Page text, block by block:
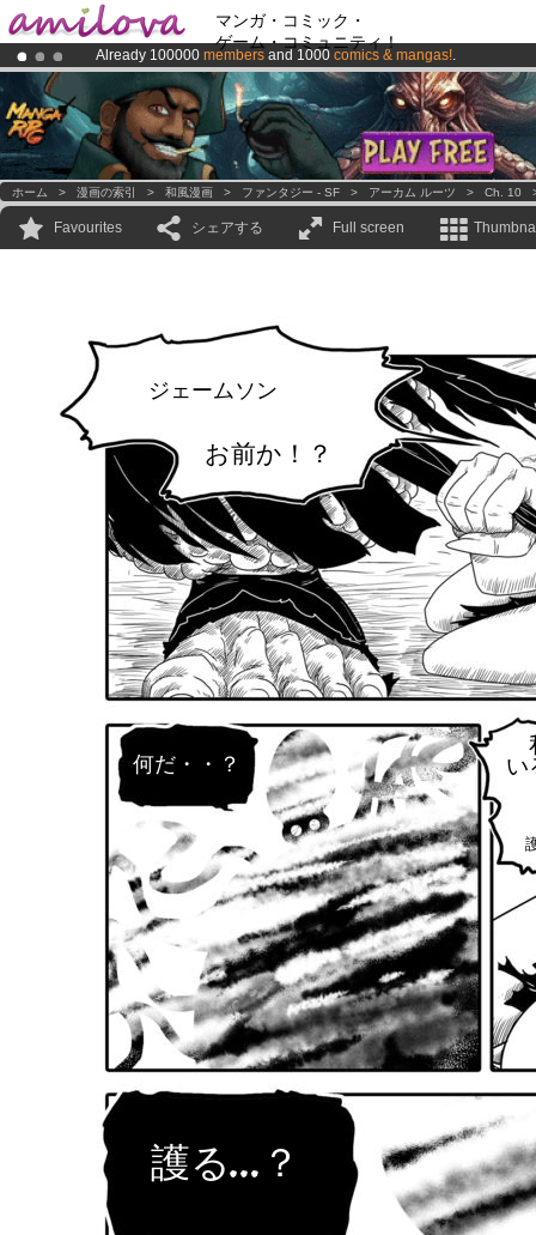
マンガ・コミック・
ゲーム・コミュニティ！
Already 100000 members and 1000 comics & mangas!.
Premium membership from3.95 eurosper month !Get membership
AmilovaKickstarter is now LIVE!.
ホーム > 漫画の索引 > 和風漫画 > ファンタジー - SF > アーカム ルーツ > Ch. 10
Favourites シェアする Full screen
ジェームソン
お前か！？
何だ・・？ い
護る…？